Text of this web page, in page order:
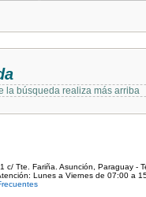
la búsqueda realiza más arriba
c/ Tte. Fariña. Asunción, Paraguay -
Lunes a Viernes de 07:00 a